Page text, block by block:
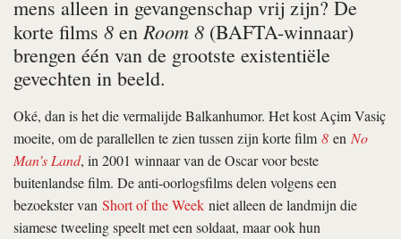
mens alleen in gevangenschap vrij zijn? De
korte films 8 en Room 8 (BAFTA-winnaar)
brengen één van de grootste existentiële
gevechten in beeld.
Oké, dan is het die vermalijde Balkanhumor. Het kost Açim Vasiç
moeite, om de parallellen te zien tussen zijn korte film 8 en No
Man’s Land, in 2001 winnaar van de Oscar voor beste
buitenlandse film. De anti-oorlogsfilms delen volgens een
bezoekster van Short of the Week niet alleen de landmijn die
siamese tweeling speelt met een soldaat, maar ook hun